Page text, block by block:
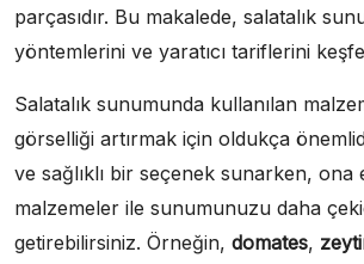
parçasıdır. Bu makalede, salatalık
yöntemlerini ve yaratıcı tariflerini
Salatalık sunumunda kullanılan
görselliği artırmak için oldukça
ve sağlıklı bir seçenek sunarken, ona
malzemeler ile sunumunuzu daha
getirebilirsiniz. Örneğin, domates,